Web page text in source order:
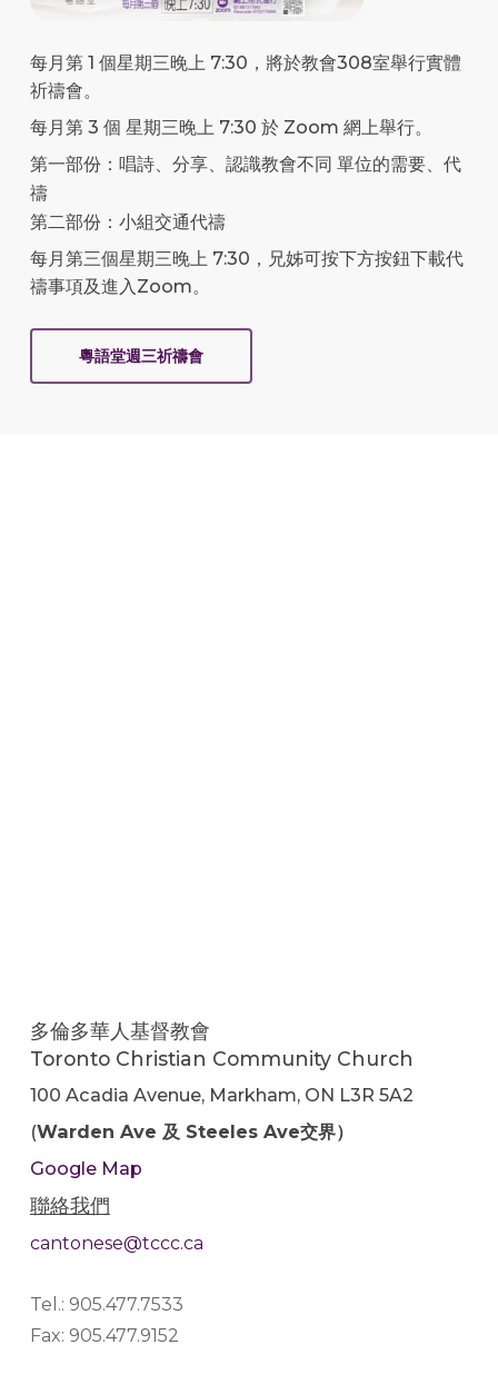
每月第 1 個星期三晚上 7:30，將於教會308室舉行實體
祈禱會。
每月第 3 個 星期三晚上 7:30 於 Zoom 網上舉行。
第一部份：唱詩、分享、認識教會不同 單位的需要、代
禱
第二部份：小組交通代禱
每月第三個星期三晚上 7:30，兄姊可按下方按鈕下載代
禱事項及進入Zoom。
粵語堂週三祈禱會
多倫多華人基督教會
Toronto Christian Community Church
100 Acadia Avenue, Markham, ON L3R 5A2
(Warden Ave 及 Steeles Ave交界）
Google Map
聯絡我們
cantonese@tccc.ca
Tel.: 905.477.7533
Fax: 905.477.9152